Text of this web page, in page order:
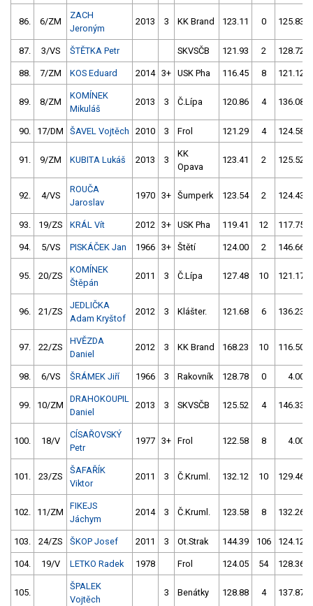
86. 6/ZM
ZACH
Jeroným
2013 3 KK Brand 123.11 0 125.83
87. 3/VS ŠTĚTKA Petr SKVSČB 121.93 2 128.72
88. 7/ZM KOS Eduard 2014 3+ USK Pha 116.45 8 121.12
89. 8/ZM
KOMÍNEK
Mikuláš
2013 3 Č.Lípa 120.86 4 136.08
90. 17/DM ŠAVEL Vojtěch 2010 3 Frol 121.29 4 124.58
91. 9/ZM KUBITA Lukáš 2013 3
KK
Opava
123.41 2 125.52
92. 4/VS
ROUČA
Jaroslav
1970 3+ Šumperk 123.54 2 124.43
93. 19/ZS KRÁL Vít 2012 3+ USK Pha 119.41 12 117.75
94. 5/VS PISKÁČEK Jan 1966 3+ Štětí 124.00 2 146.66
95. 20/ZS
KOMÍNEK
Štěpán
2011 3 Č.Lípa 127.48 10 121.17
96. 21/ZS
JEDLIČKA
Adam Kryštof
2012 3 Klášter. 121.68 6 136.23
97. 22/ZS
HVĚZDA
Daniel
2012 3 KK Brand 168.23 10 116.50
98. 6/VS ŠRÁMEK Jiří 1966 3 Rakovník 128.78 0 4.00
99. 10/ZM
DRAHOKOUPIL
Daniel
2013 3 SKVSČB 125.52 4 146.33
100. 18/V
CÍSAŘOVSKÝ
Petr
1977 3+ Frol 122.58 8 4.00
101. 23/ZS
ŠAFAŘÍK
Viktor
2011 3 Č.Kruml. 132.12 10 129.46
102. 11/ZM
FIKEJS
Jáchym
2014 3 Č.Kruml. 123.58 8 132.26
103. 24/ZS ŠKOP Josef 2011 3 Ot.Strak 144.39 106 124.12
104. 19/V LETKO Radek 1978 Frol 124.05 54 128.36
105.
ŠPALEK
Vojtěch
3 Benátky 128.88 4 137.87